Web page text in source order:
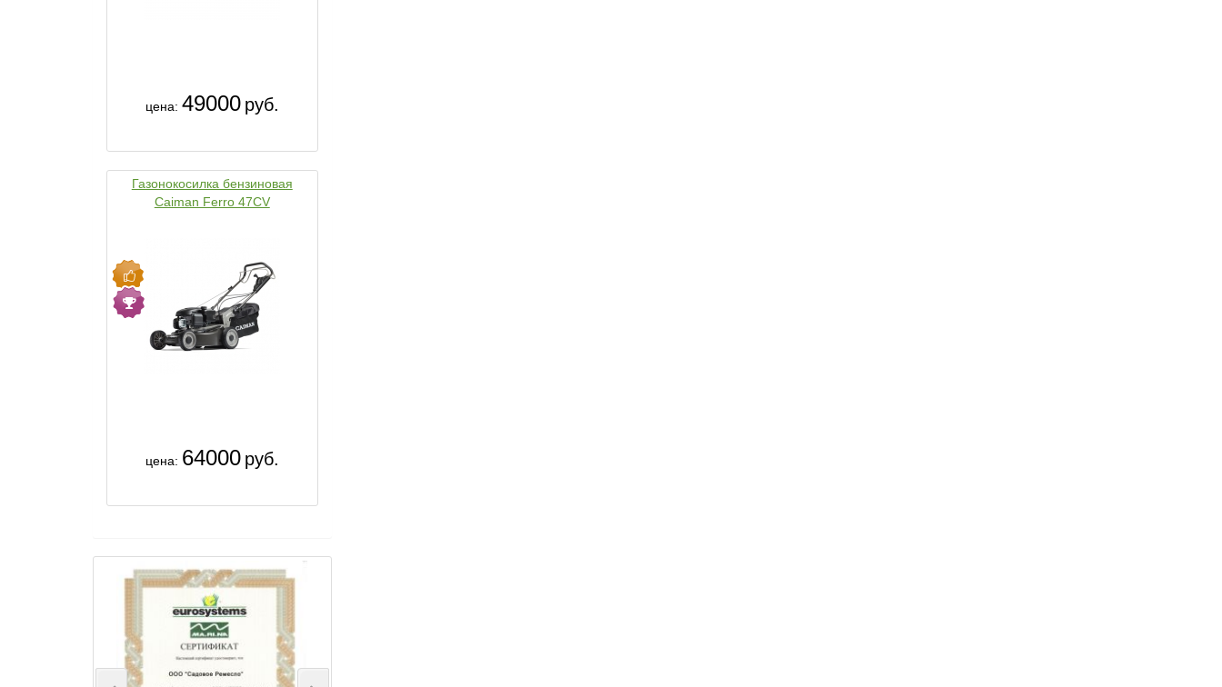
цена: 49000 руб.
Газонокосилка бензиновая
Caiman Ferro 47CV
цена: 64000 руб.